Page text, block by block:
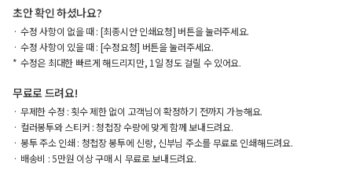
초안 확인 하셨나요?
수정 사항이 없을 때 : [최종시안 인쇄요청] 버튼을 눌러주세요.
수정 사항이 있을 때 : [수정요청] 버튼을 눌러주세요.
수정은 최대한 빠르게 해드리지만, 1일 정도 걸릴 수 있어요.
무료로 드려요!
무제한 수정 : 횟수 제한 없이 고객님이 확정하기 전까지 가능해요.
컬러봉투와 스티커 : 청첩장 수량에 맞게 함께 보내드려요.
봉투 주소 인쇄 : 청첩장 봉투에 신랑, 신부님 주소를 무료로 인쇄해드려요.
배송비 : 5만원 이상 구매 시 무료로 보내드려요.